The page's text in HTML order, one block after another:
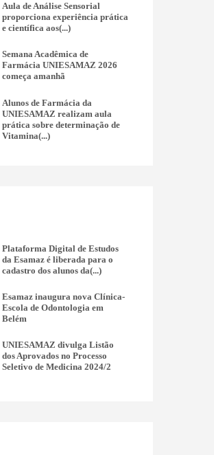
Aula de Análise Sensorial
proporciona experiência prática
e científica aos(...)
Semana Acadêmica de
Farmácia UNIESAMAZ 2026
começa amanhã
Alunos de Farmácia da
UNIESAMAZ realizam aula
prática sobre determinação de
Vitamina(...)
Plataforma Digital de Estudos
da Esamaz é liberada para o
cadastro dos alunos da(...)
Esamaz inaugura nova Clínica-
Escola de Odontologia em
Belém
UNIESAMAZ divulga Listão
dos Aprovados no Processo
Seletivo de Medicina 2024/2